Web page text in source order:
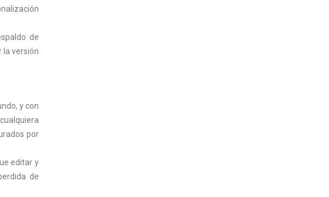
de
la versión
y con
por
editar y
de